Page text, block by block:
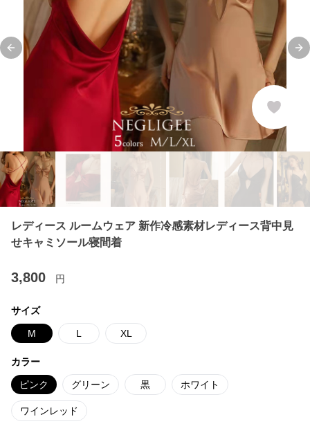
Previous slide
レディース ルームウェア 新作冷感素材レディース背中見
せキャミソール寝間着
3,800 円
サイズ
M L XL
カラー
ピンク グリーン 黒 ホワイト
ワインレッド